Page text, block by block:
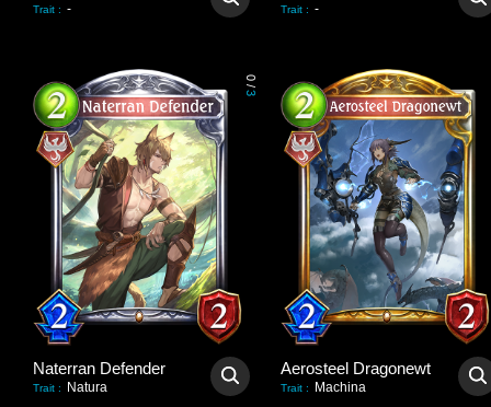
Trait : - Trait : -
0
/
3
Naterran Defender
Trait : Natura
Aerosteel Dragonewt
Trait : Machina